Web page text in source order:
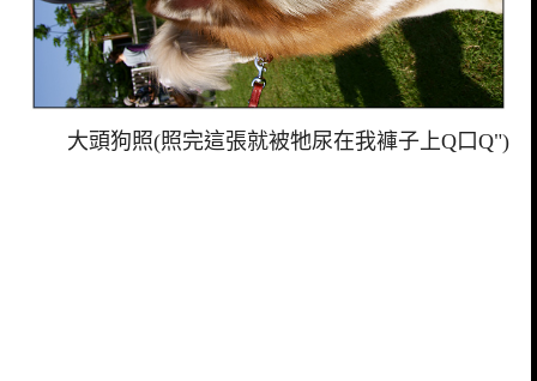
大頭狗照(照完這張就被牠尿在我褲子上Q口Q")